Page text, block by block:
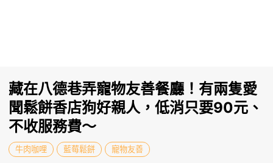
藏在八德巷弄寵物友善餐廳！有兩隻愛
聞鬆餅香店狗好親人，低消只要90元、
不收服務費～
牛肉咖哩 藍莓鬆餅 寵物友善